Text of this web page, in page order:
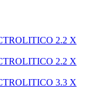
2.2 X
2.2 X
3.3 X